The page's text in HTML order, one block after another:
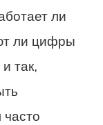
ли
ли цифры
так,